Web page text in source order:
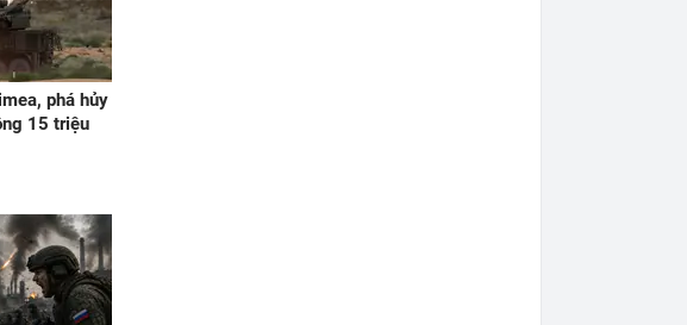
phá hủy
15 triệu